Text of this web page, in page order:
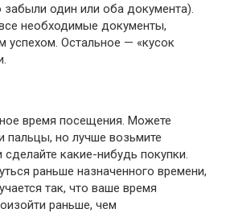
забыли один или оба документа).
необходимые документы,
успехом. Остальное — «кусок
время посещения. Можете
пальцы, но лучше возьмите
сделайте какие-нибудь покупки.
раньше назначенного времени,
так, что ваше время
раньше, чем